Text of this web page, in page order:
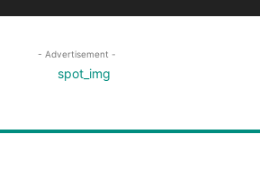
- Advertisement -